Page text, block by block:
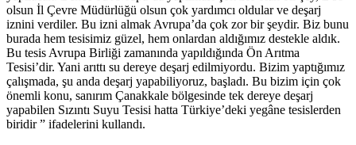
olsun İl Çevre Müdürlüğü olsun çok yardımcı oldular ve deşarj
iznini verdiler. Bu izni almak Avrupa’da çok zor bir şeydir. Biz bunu
burada hem tesisimiz güzel, hem onlardan aldığımız destekle aldık.
Bu tesis Avrupa Birliği zamanında yapıldığında Ön Arıtma
Tesisi’dir. Yani arıttı su dereye deşarj edilmiyordu. Bizim yaptığımız
çalışmada, şu anda deşarj yapabiliyoruz, başladı. Bu bizim için çok
önemli konu, sanırım Çanakkale bölgesinde tek dereye deşarj
yapabilen Sızıntı Suyu Tesisi hatta Türkiye’deki yegâne tesislerden
biridir ” ifadelerini kullandı.